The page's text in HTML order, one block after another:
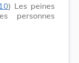
) Les peines
personnes